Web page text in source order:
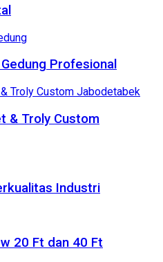
Profesional
& Troly Custom
Industri
20 Ft dan 40 Ft